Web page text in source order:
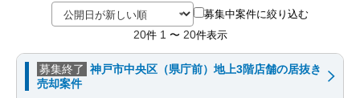
募集中案件に絞り込む
20件 1 〜 20件表示
募集終了 神戸市中央区（県庁前）地上3階店舗の居抜き
売却案件